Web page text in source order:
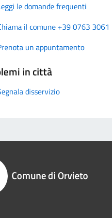
le domande frequenti
il comune +39 0763 3061
un appuntamento
in città
disservizio
Comune di Orvieto